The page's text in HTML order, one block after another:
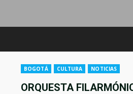
BOGOTÁ CULTURA NOTICIAS
ORQUESTA